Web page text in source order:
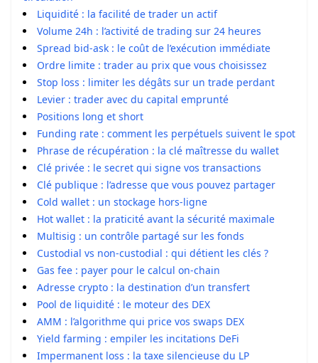
Liquidité : la facilité de trader un actif
Volume 24h : l’activité de trading sur 24 heures
Spread bid-ask : le coût de l’exécution immédiate
Ordre limite : trader au prix que vous choisissez
Stop loss : limiter les dégâts sur un trade perdant
Levier : trader avec du capital emprunté
Positions long et short
Funding rate : comment les perpétuels suivent le spot
Phrase de récupération : la clé maîtresse du wallet
Clé privée : le secret qui signe vos transactions
Clé publique : l’adresse que vous pouvez partager
Cold wallet : un stockage hors-ligne
Hot wallet : la praticité avant la sécurité maximale
Multisig : un contrôle partagé sur les fonds
Custodial vs non-custodial : qui détient les clés ?
Gas fee : payer pour le calcul on-chain
Adresse crypto : la destination d’un transfert
Pool de liquidité : le moteur des DEX
AMM : l’algorithme qui price vos swaps DEX
Yield farming : empiler les incitations DeFi
Impermanent loss : la taxe silencieuse du LP